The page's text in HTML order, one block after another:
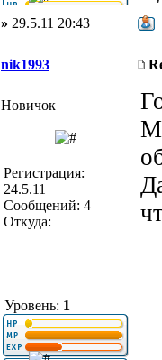
» 29.5.11 20:43
nik1993
Новичок
Регистрация:
24.5.11
Сообщений: 4
Откуда:
Уровень: 1